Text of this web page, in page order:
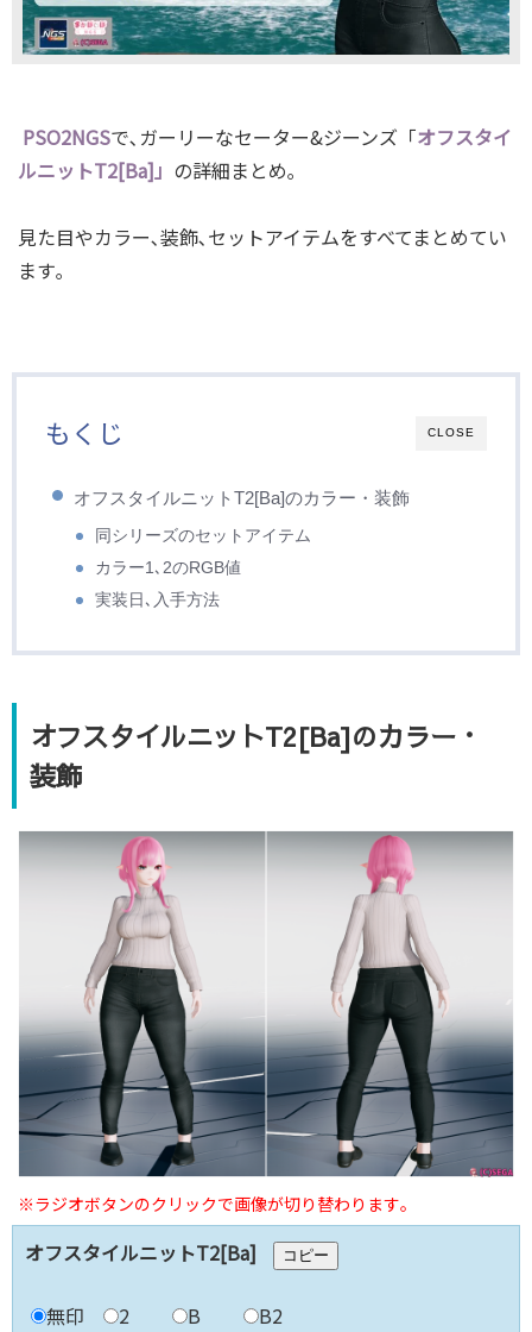
PSO2NGSで､ガーリーなセーター&ジーンズ「オフスタイ
ルニットT2[Ba]」 の詳細まとめ｡
見た目やカラー､装飾､セットアイテムをすべてまとめてい
ます｡
CLOSE
もくじ
オフスタイルニットT2[Ba]のカラー・装飾
同シリーズのセットアイテム
カラー1､2のRGB値
実装日､入手方法
オフスタイルニットT2[Ba]のカラー・
装飾
※ラジオボタンのクリックで画像が切り替わります｡
オフスタイルニットT2[Ba] コピー
無印 2 B
B2